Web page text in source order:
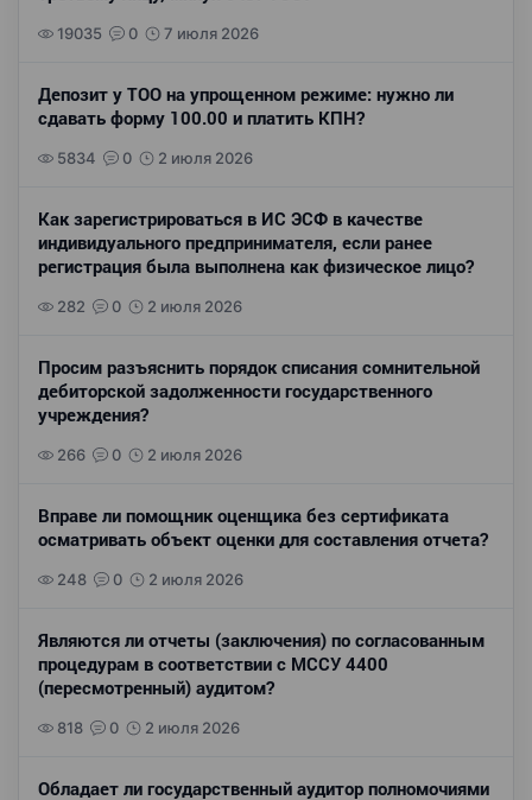
19035 0 7 июля 2026
Депозит у ТОО на упрощенном режиме: нужно ли
сдавать форму 100.00 и платить КПН?
5834 0 2 июля 2026
Как зарегистрироваться в ИС ЭСФ в качестве
индивидуального предпринимателя, если ранее
регистрация была выполнена как физическое лицо?
282 0 2 июля 2026
Просим разъяснить порядок списания сомнительной
дебиторской задолженности государственного
учреждения?
266 0 2 июля 2026
Вправе ли помощник оценщика без сертификата
осматривать объект оценки для составления отчета?
248 0 2 июля 2026
Являются ли отчеты (заключения) по согласованным
процедурам в соответствии с МССУ 4400
(пересмотренный) аудитом?
818 0 2 июля 2026
Обладает ли государственный аудитор полномочиями